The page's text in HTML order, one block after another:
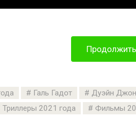
Галь Гадот Дуэйн
Триллеры 2021 года Фильмы